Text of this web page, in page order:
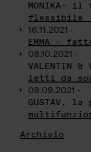
MONIKA–
flessibile
16.11.2021 -
EMMA –
08.10.2021 -
VALENTIN &
letti da
08.09.2021 -
GUSTAV, la
Archivio